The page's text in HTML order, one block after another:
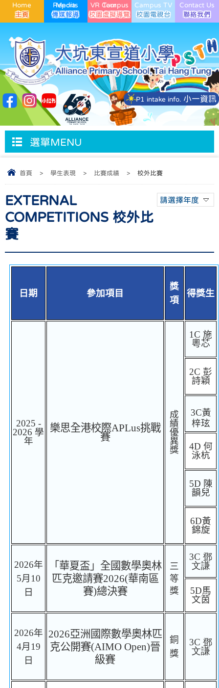
Home Media Reports VR Campus Tour Campus TV Contact Us
P1 intake info. 小一資訊
選單MENU
首頁 > 學生表現 > 比賽成績 > 校外比賽
請選擇年度
EXTERNAL
COMPETITIONS 校外比
賽
日期 參加項目
獎
項
得獎生
2025 -
2026 學
年
樂思全港校際APLus挑戰
賽
成
績
優
異
獎
1C 施
粵芯
2C 彭
詩穎
3C黃
梓玹
4D 何
泳杭
5D 陳
韻兒
6D黃
錦旋
2026年
5月 10
日
「華夏盃」全國數學奧林
匹克邀請賽2026(華南區
賽)總決賽
三
等
獎
3C 鄧
文謙
5D馬
文茵
2026年
4月 19
日
2026亞洲國際數學奧林匹
克公開賽(AIMO Open)晉
級賽
銅
獎
3C 鄧
文謙